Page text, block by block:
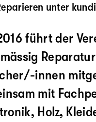
unter
führt der
innen
mit
Holz,